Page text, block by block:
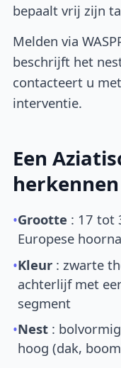
bepaalt vrij zijn
Melden via
beschrijft het
contacteert u
interventie.
Een
herkennen
•Grootte : 17 tot
Europese
•Kleur : zwarte
achterlijf met
segment
•Nest :
hoog (dak,